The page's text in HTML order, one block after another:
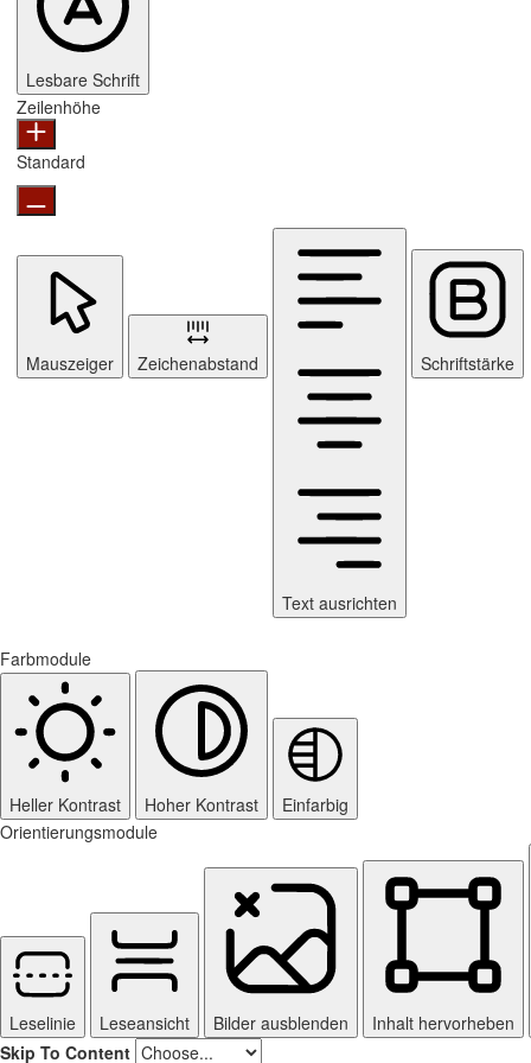
Lesbare Schrift
Zeilenhöhe
Standard
Mauszeiger Zeichenabstand
Text ausrichten
Schriftstärke
Farbmodule
Heller Kontrast Hoher Kontrast
Einfarbig
Orientierungsmodule
Leselinie Leseansicht Bilder ausblenden Inhalt hervorheben
Skip To Content